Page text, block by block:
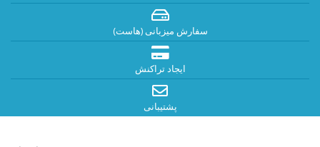
سفارش میزبانی (هاست)
ایجاد تراکنش
پشتیبانی